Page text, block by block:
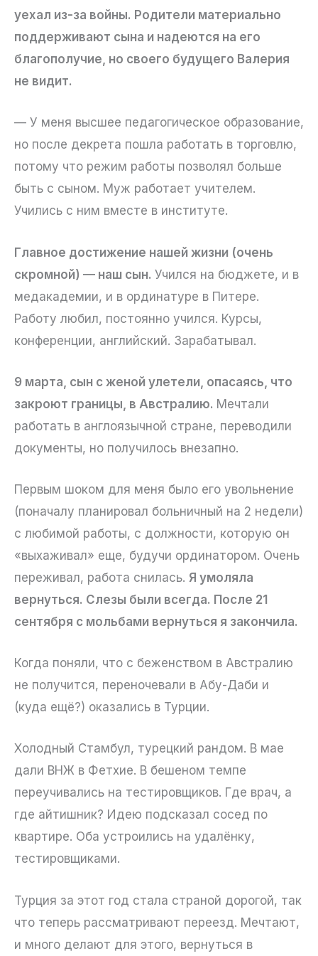
уехал из-за войны. Родители материально
поддерживают сына и надеются на его
благополучие, но своего будущего Валерия
не видит.
— У меня высшее педагогическое образование,
но после декрета пошла работать в торговлю,
потому что режим работы позволял больше
быть с сыном. Муж работает учителем.
Учились с ним вместе в институте.
Главное достижение нашей жизни (очень
скромной) — наш сын. Учился на бюджете, и в
медакадемии, и в ординатуре в Питере.
Работу любил, постоянно учился. Курсы,
конференции, английский. Зарабатывал.
9 марта, сын с женой улетели, опасаясь, что
закроют границы, в Австралию. Мечтали
работать в англоязычной стране, переводили
документы, но получилось внезапно.
Первым шоком для меня было его увольнение
(поначалу планировал больничный на 2 недели)
с любимой работы, с должности, которую он
«выхаживал» еще, будучи ординатором. Очень
переживал, работа снилась. Я умоляла
вернуться. Слезы были всегда. После 21
сентября с мольбами вернуться я закончила.
Когда поняли, что с беженством в Австралию
не получится, переночевали в Абу-Даби и
(куда ещё?) оказались в Турции.
Холодный Стамбул, турецкий рандом. В мае
дали ВНЖ в Фетхие. В бешеном темпе
переучивались на тестировщиков. Где врач, а
где айтишник? Идею подсказал сосед по
квартире. Оба устроились на удалёнку,
тестировщиками.
Турция за этот год стала страной дорогой, так
что теперь рассматривают переезд. Мечтают,
и много делают для этого, вернуться в